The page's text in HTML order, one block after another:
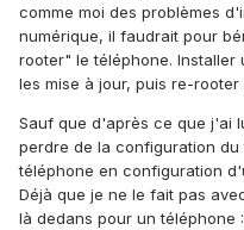
comme moi des problèmes
numérique, il faudrait pour
rooter" le téléphone. Installer
les mise à jour, puis re-rooter
Sauf que d'après ce que j'ai
perdre de la configuration
téléphone en configuration
Déjà que je ne le fait pas
là dedans pour un téléphone